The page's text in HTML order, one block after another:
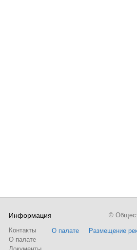
Информация
Контакты
О палате
О палате Размещение
©